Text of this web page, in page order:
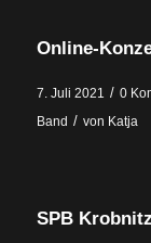
Online-
7. Juli 2021 / 0
Band / von Katja
SPB